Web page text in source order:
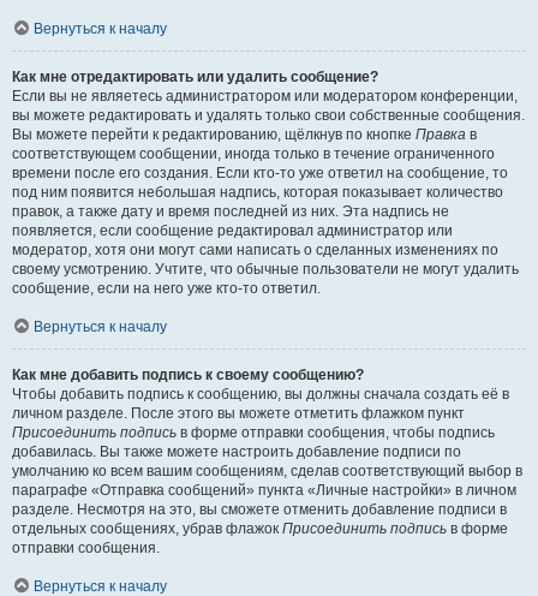
Вернуться к началу
Как мне отредактировать или удалить сообщение?
Если вы не являетесь администратором или модератором конференции,
вы можете редактировать и удалять только свои собственные сообщения.
Вы можете перейти к редактированию, щёлкнув по кнопке Правка в
соответствующем сообщении, иногда только в течение ограниченного
времени после его создания. Если кто-то уже ответил на сообщение, то
под ним появится небольшая надпись, которая показывает количество
правок, а также дату и время последней из них. Эта надпись не
появляется, если сообщение редактировал администратор или
модератор, хотя они могут сами написать о сделанных изменениях по
своему усмотрению. Учтите, что обычные пользователи не могут удалить
сообщение, если на него уже кто-то ответил.
Вернуться к началу
Как мне добавить подпись к своему сообщению?
Чтобы добавить подпись к сообщению, вы должны сначала создать её в
личном разделе. После этого вы можете отметить флажком пункт
Присоединить подпись в форме отправки сообщения, чтобы подпись
добавилась. Вы также можете настроить добавление подписи по
умолчанию ко всем вашим сообщениям, сделав соответствующий выбор в
параграфе «Отправка сообщений» пункта «Личные настройки» в личном
разделе. Несмотря на это, вы сможете отменить добавление подписи в
отдельных сообщениях, убрав флажок Присоединить подпись в форме
отправки сообщения.
Вернуться к началу